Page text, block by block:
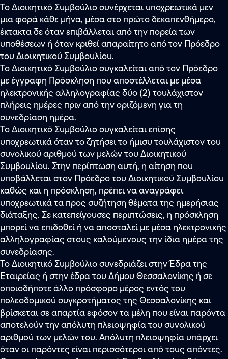
Το Διοικητικό Συμβούλιο συνέρχεται υποχρεωτικά μεν
μια φορά κάθε μήνα, μέσα στο πρώτο δεκαπενθήμερο,
έκτακτα δε όταν επιβάλλεται από την πορεία των
υποθέσεων ή όταν κριθεί απαραίτητο από τον Πρόεδρο
του Διοικητικού Συμβουλίου.
Το Διοικητικό Συμβούλιο συγκαλείται από τον Πρόεδρο
με έγγραφη Πρόσκληση που αποστέλλεται με μέσα
ηλεκτρονικής αλληλογραφίας δύο (2) τουλάχιστον
πλήρεις ημέρες πριν από την οριζόμενη για τη
συνεδρίαση ημέρα.
Το Διοικητικό Συμβούλιο συγκαλείται επίσης
υποχρεωτικά όταν το ζητήσει το ήμισυ τουλάχιστον του
συνολικού αριθμού των μελών του Διοικητικού
Συμβουλίου. Στην περίπτωση αυτή, η αίτηση που
υποβάλλεται στον Πρόεδρο του Διοικητικού Συμβουλίου
καθώς και η πρόσκληση, πρέπει να αναγράφει
υποχρεωτικά τα προς συζήτηση θέματα της ημερήσιας
διάταξης. Σε κατεπείγουσες περιπτώσεις, η πρόσκληση
μπορεί να επιδοθεί ή να αποσταλεί με μέσα ηλεκτρονικής
αλληλογραφίας στους καλούμενους την ίδια ημέρα της
συνεδρίασης.
Το Διοικητικό Συμβούλιο συνεδριάζει στην Έδρα της
Εταιρείας ή στην έδρα του Δήμου Θεσσαλονίκης ή σε
οποιοδήποτε άλλο πρόσφορο μέρος εντός του
πολεοδομικού συγκροτήματος της Θεσσαλονίκης και
βρίσκεται σε απαρτία εφόσον τα μέλη που είναι παρόντα
αποτελούν την απόλυτη πλειοψηφία του συνολικού
αριθμού των μελών του. Απόλυτη πλειοψηφία υπάρχει
όταν οι παρόντες είναι περισσότεροι από τους απόντες.